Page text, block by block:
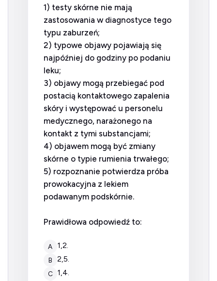
1) testy skórne nie mają
zastosowania w diagnostyce tego
typu zaburzeń;
2) typowe objawy pojawiają się
najpóźniej do godziny po podaniu
leku;
3) objawy mogą przebiegać pod
postacią kontaktowego zapalenia
skóry i występować u personelu
medycznego, narażonego na
kontakt z tymi substancjami;
4) objawem mogą być zmiany
skórne o typie rumienia trwałego;
5) rozpoznanie potwierdza próba
prowokacyjna z lekiem
podawanym podskórnie.
Prawidłowa odpowiedź to:
A 1,2.
B 2,5.
C 1,4.